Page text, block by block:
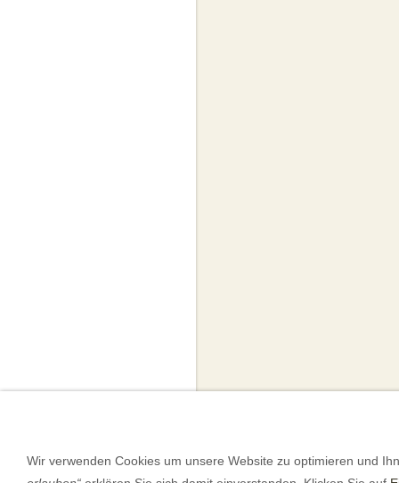
Wir verwenden Cookies um unsere Website zu optimieren und